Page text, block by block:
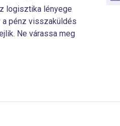
logisztika lényege
a pénz visszaküldés
Ne várassa meg